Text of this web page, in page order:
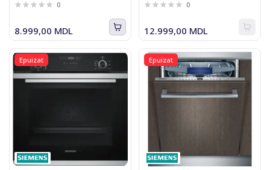
0
8.999,00 MDL
0
12.999,00 MDL
Epuizat Epuizat